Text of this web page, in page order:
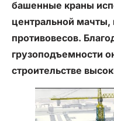
башенные краны
центральной
противовесов.
грузоподъемности
строительстве